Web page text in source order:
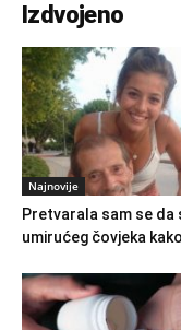
Izdvojeno
Najnovije
Pretvarala sam se da
umirućeg čovjeka